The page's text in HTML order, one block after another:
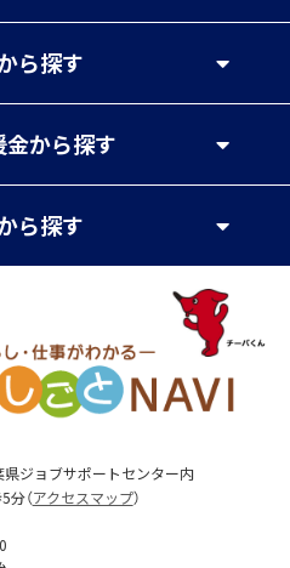
ら探す
金から探す
ら探す
ジョブサポートセンター内
分（アクセスマップ）